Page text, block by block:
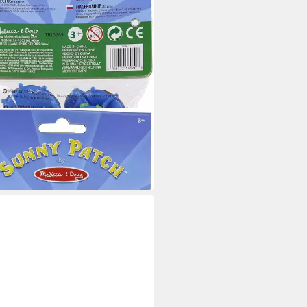
& DOUG
Krabbeltierchen, 10 bunten
Tieren, Dekoration
Werktagen bei dir